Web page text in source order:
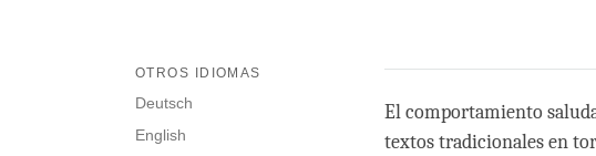
OTROS IDIOMAS
Deutsch
English
El comportamiento
textos tradicionales en